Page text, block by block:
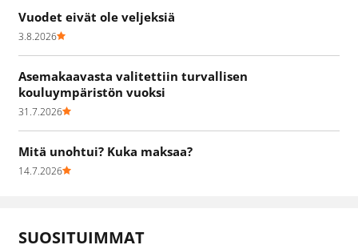
Vuodet eivät ole veljeksiä
3.8.2026
Asemakaavasta valitettiin turvallisen
kouluympäristön vuoksi
31.7.2026
Mitä unohtui? Kuka maksaa?
14.7.2026
SUOSITUIMMAT